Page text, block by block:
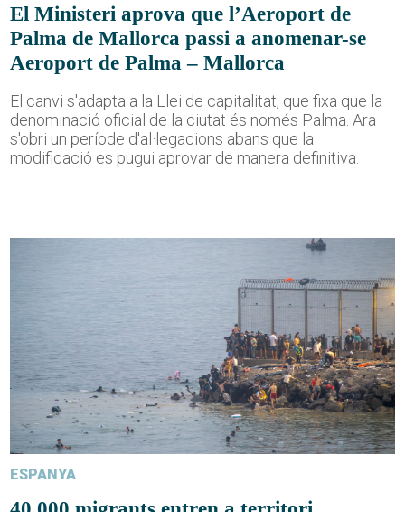
El Ministeri aprova que l’Aeroport de
Palma de Mallorca passi a anomenar-se
Aeroport de Palma – Mallorca
El canvi s'adapta a la Llei de capitalitat, que fixa que la
denominació oficial de la ciutat és només Palma. Ara
s'obri un període d'al·legacions abans que la
modificació es pugui aprovar de manera definitiva.
ESPANYA